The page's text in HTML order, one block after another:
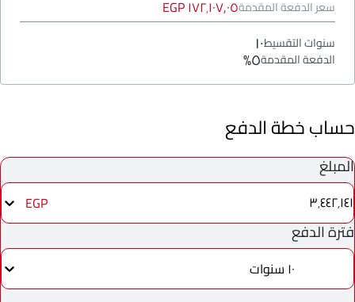
سعر الدفعة المقدمة١٧٢٬١٠٧٫٠٥ EGP
سنوات التقسيط١٠
الدفعة المقدمة٥%
حساب خطة الدفع
المبلغ
٣٬٤٤٢٬١٤١ EGP
فترة الدفع
١٠ سنوات